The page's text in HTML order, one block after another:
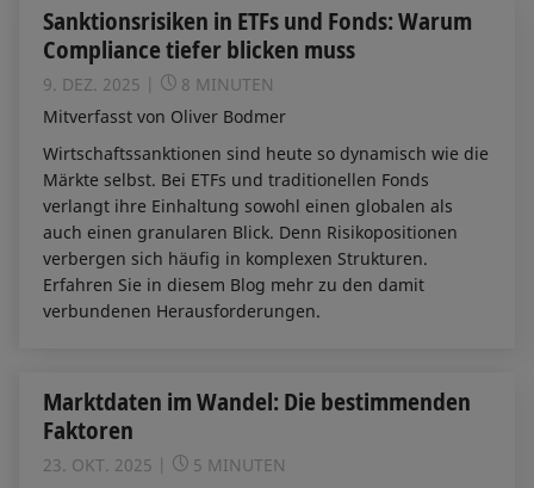
Sanktionsrisiken in ETFs und Fonds: Warum
Compliance tiefer blicken muss
9. DEZ. 2025
8 MINUTEN
Mitverfasst von Oliver Bodmer
Wirtschaftssanktionen sind heute so dynamisch wie die
Märkte selbst. Bei ETFs und traditionellen Fonds
verlangt ihre Einhaltung sowohl einen globalen als
auch einen granularen Blick. Denn Risikopositionen
verbergen sich häufig in komplexen Strukturen.
Erfahren Sie in diesem Blog mehr zu den damit
verbundenen Herausforderungen.
Marktdaten im Wandel: Die bestimmenden
Faktoren
23. OKT. 2025
5 MINUTEN